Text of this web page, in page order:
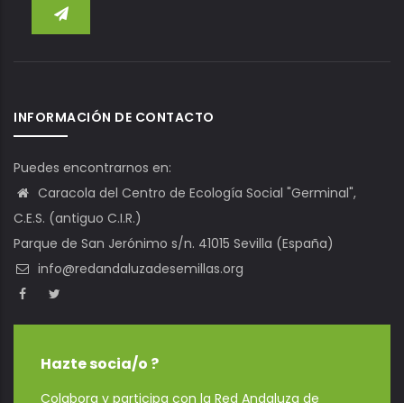
INFORMACIÓN DE CONTACTO
Puedes encontrarnos en:
Caracola del Centro de Ecología Social "Germinal",
C.E.S. (antiguo C.I.R.)
Parque de San Jerónimo s/n. 41015 Sevilla (España)
info@redandaluzadesemillas.org
Hazte socia/o ?
Colabora y participa con la Red Andaluza de